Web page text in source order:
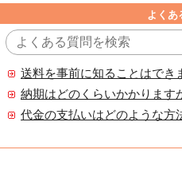
よくあ
送料を事前に知ることはでき
納期はどのくらいかかります